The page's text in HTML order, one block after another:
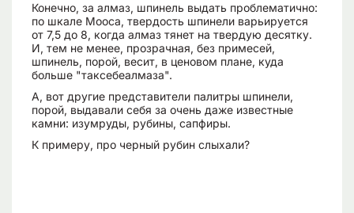
Конечно, за алмаз, шпинель выдать проблематично:
по шкале Мооса, твердость шпинели варьируется
от 7,5 до 8, когда алмаз тянет на твердую десятку.
И, тем не менее, прозрачная, без примесей,
шпинель, порой, весит, в ценовом плане, куда
больше "таксебеалмаза".
А, вот другие представители палитры шпинели,
порой, выдавали себя за очень даже известные
камни: изумруды, рубины, сапфиры.
К примеру, про черный рубин слыхали?